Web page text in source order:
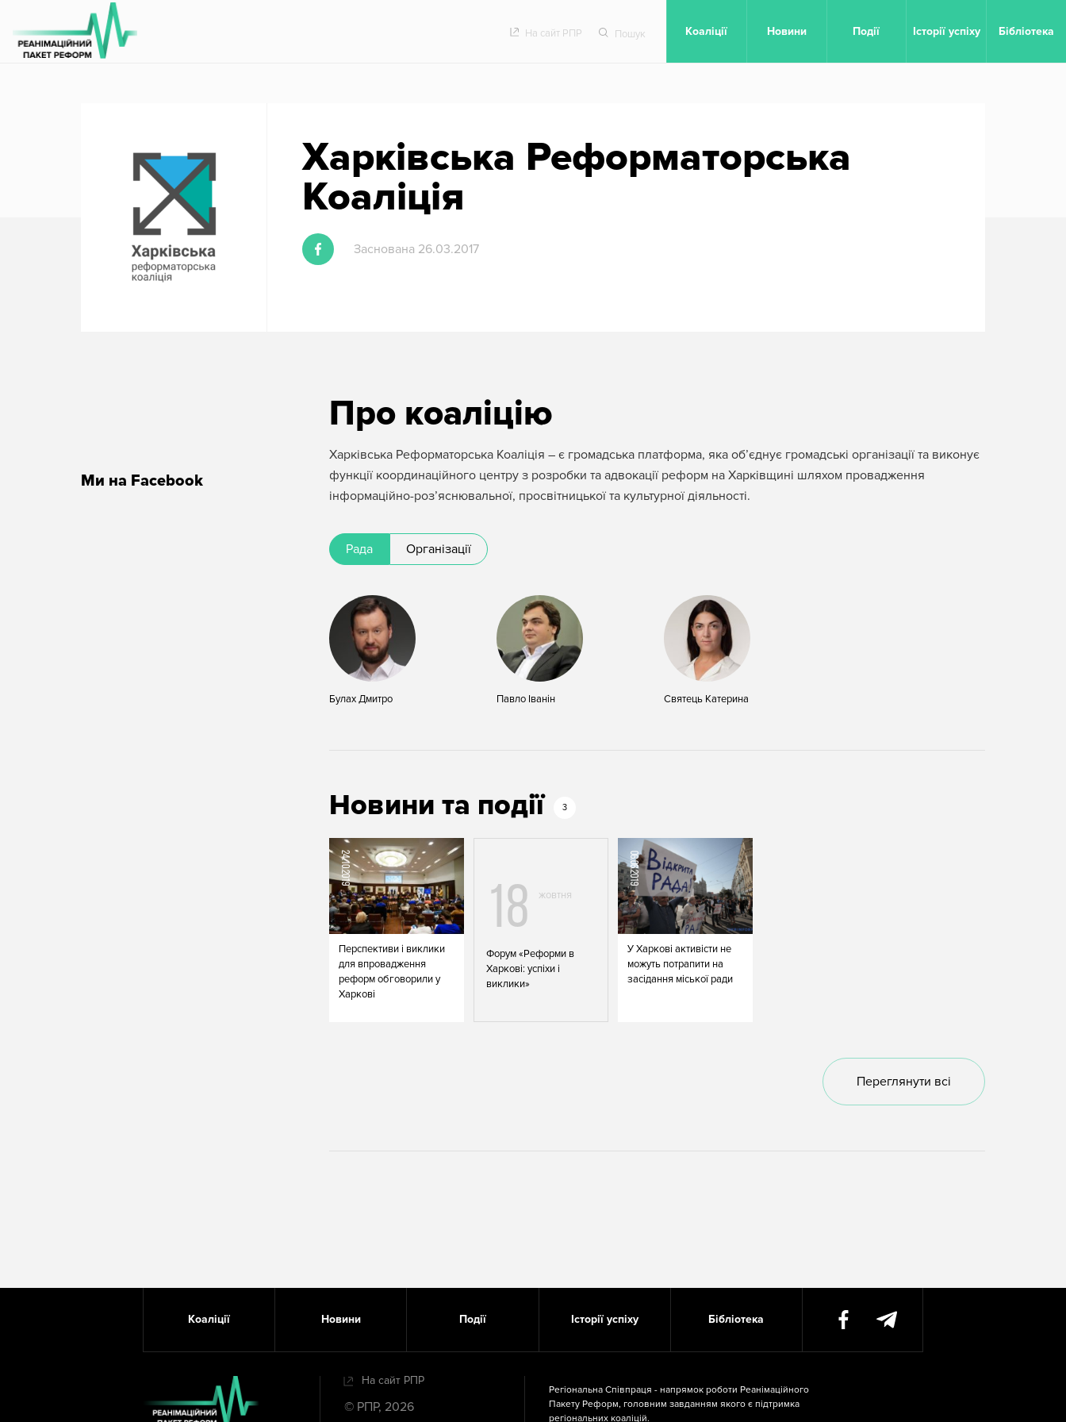
Регіональна
Співпраця
РПР
На сайт РПР Пошук Коаліції Новини Події Історії успіху Бібліотека
Харківська Реформаторська
Коаліція
Заснована 26.03.2017
Ми на Facebook
Про коаліцію
Харківська Реформаторська Коаліція – є громадська платформа, яка об’єднує громадські організації та виконує
функції координаційного центру з розробки та адвокації реформ на Харківщині шляхом провадження
інформаційно-роз’яснювальної, просвітницької та культурної діяльності.
Рада Організації
Булах Дмитро Павло Іванін Святець Катерина
Новини та події 3
24.10.2019
Перспективи і виклики
для впровадження
реформ обговорили у
Харкові
18 жовтня
Форум «Реформи в
Харкові: успіхи і
виклики»
06.06.2019
У Харкові активісти не
можуть потрапити на
засідання міської ради
Переглянути всі
Коаліції Новини Події Історії успіху Бібліотека
На сайт РПР
© РПР, 2026
Регіональна Співпраця - напрямок роботи Реанімаційного
Пакету Реформ, головним завданням якого є підтримка
регіональних коаліцій.